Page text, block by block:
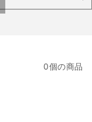
0個の商品